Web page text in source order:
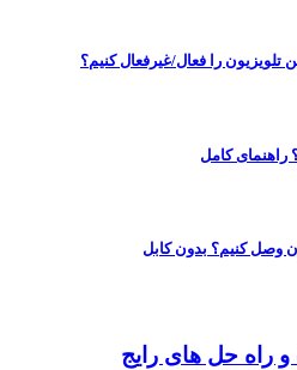
را فعال/غیرفعال کنیم؟
راهنمای کامل
وصل کنیم؟ بدون کابل
راه حل های رایج